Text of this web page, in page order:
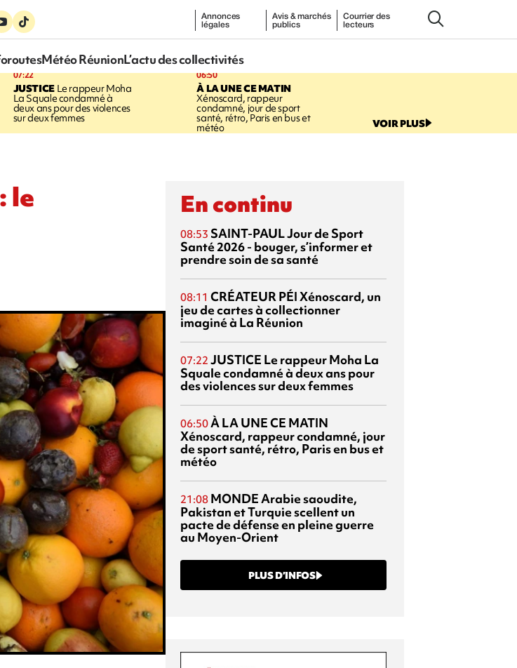
Annonces
légales
Avis & marchés
publics
Courrier des
lecteurs
Météo RéunionL’actu des collectivités
07:22
JUSTICELe rappeur Moha
La Squale condamné à
deux ans pour des violences
sur deux femmes
06:50
À LA UNE CE MATIN
Xénoscard, rappeur
condamné, jour de sport
santé, rétro, Paris en bus et
météo VOIR PLUS
le En continu
08:53 SAINT-PAULJour de Sport
Santé 2026 - bouger, s’informer et
prendre soin de sa santé
08:11 CRÉATEUR PÉIXénoscard, un
jeu de cartes à collectionner
imaginé à La Réunion
07:22 JUSTICE Le rappeur Moha La
Squale condamné à deux ans pour
des violences sur deux femmes
06:50À LA UNE CE MATIN
Xénoscard, rappeur condamné, jour
de sport santé, rétro, Paris en bus et
météo
21:08 MONDEArabie saoudite,
Pakistan et Turquie scellent un
pacte de défense en pleine guerre
au Moyen-Orient
PLUS D’INFOS